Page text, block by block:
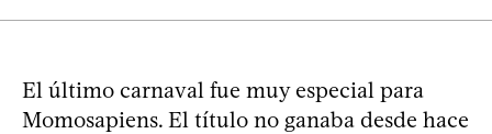
El último carnaval fue muy especial para
Momosapiens. El título no ganaba desde hace